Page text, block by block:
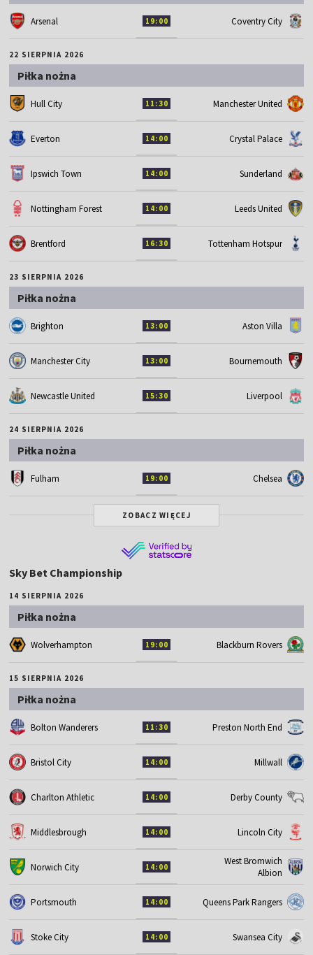
Arsenal 19:00 Coventry City
22 SIERPNIA 2026
Piłka nożna
Hull City 11:30 Manchester United
Everton 14:00 Crystal Palace
Ipswich Town 14:00 Sunderland
Nottingham Forest 14:00 Leeds United
Brentford 16:30 Tottenham Hotspur
23 SIERPNIA 2026
Piłka nożna
Brighton 13:00 Aston Villa
Manchester City 13:00 Bournemouth
Newcastle United 15:30 Liverpool
24 SIERPNIA 2026
Piłka nożna
Fulham 19:00 Chelsea
ZOBACZ WIĘCEJ
Sky Bet Championship
14 SIERPNIA 2026
Piłka nożna
Wolverhampton 19:00 Blackburn Rovers
15 SIERPNIA 2026
Piłka nożna
Bolton Wanderers 11:30 Preston North End
Bristol City 14:00 Millwall
Charlton Athletic 14:00 Derby County
Middlesbrough 14:00 Lincoln City
Norwich City 14:00
West Bromwich
Albion
Portsmouth 14:00 Queens Park Rangers
Stoke City 14:00 Swansea City